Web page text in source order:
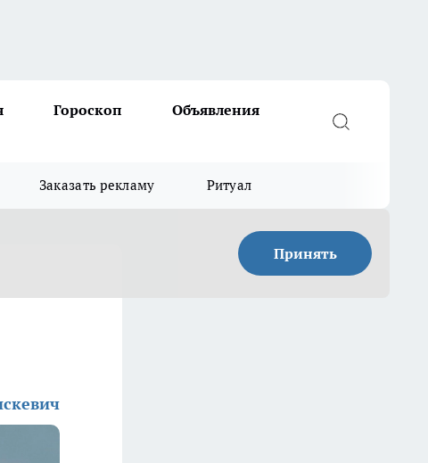
Гороскоп
Объявления
Заказать рекламу Ритуал
Принять